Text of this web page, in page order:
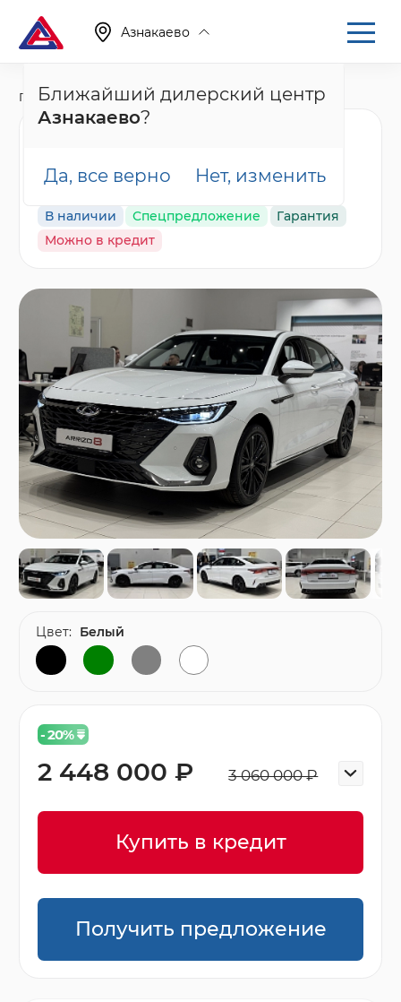
Азнакаево
Ближайший дилерский центр
Азнакаево?
Да, все верно Нет, изменить
Главная Каталог Новые автомобили Arrizo 8
Prime, белый
В наличии Спецпредложение
Гарантия
Можно в кредит
- 20%
3 060 000 ₽
2 448 000 ₽
Купить в кредит
Получить предложение
Цвет: Белый